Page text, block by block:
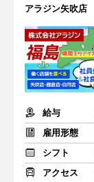
アラジン矢吹店
給与
雇用形態
シフト
アクセス